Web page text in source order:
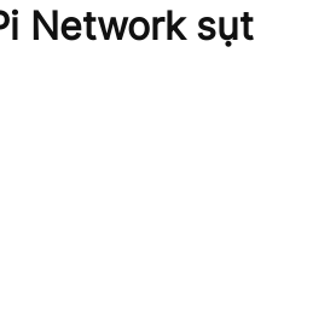
Network sụt